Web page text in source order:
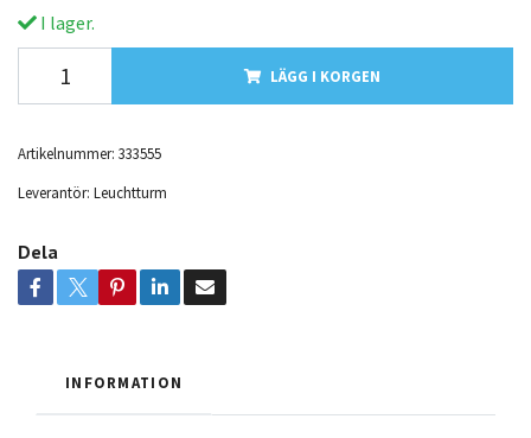
I lager.
LÄGG I KORGEN
Artikelnummer: 333555
Leverantör: Leuchtturm
Dela
INFORMATION